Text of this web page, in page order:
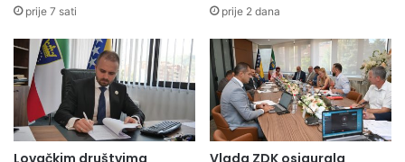
prije 7 sati prije 2 dana
Lovačkim društvima Vlada ZDK osigurala